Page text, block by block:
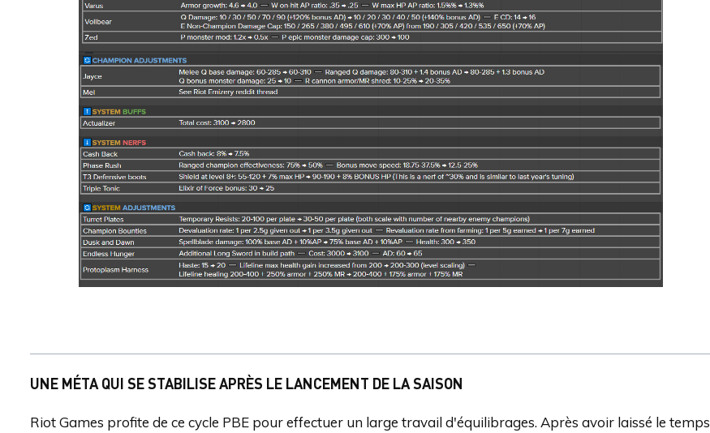
UNE MÉTA QUI SE STABILISE APRÈS LE LANCEMENT DE LA SAISON
Riot Games profite de ce cycle PBE pour effectuer un large travail d'équilibrages. Après avoir laissé le temps